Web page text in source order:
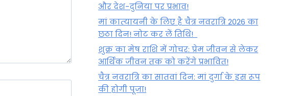
और देश-दुनिया पर प्रभाव!
मां कात्‍यायनी के लिए है चैत्र नवरात्रि 2026 का
छठा दिन! नोट कर लें तिथि!
शुक्र का मेष राशि में गोचर: प्रेम जीवन से लेकर
आर्थिक जीवन तक को करेंगे प्रभावित!
चैत्र नवरात्रि का सातवां दिन: मां दुर्गा के इस रूप
की होगी पूजा!